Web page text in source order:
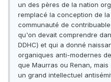
un des pères de la nation
remplacé la conception de
communauté de
qu'on devait comprendre
DDHC) et qui a donné
organiques anti-modernes
que Maurras ou Renan,
un grand intellectuel